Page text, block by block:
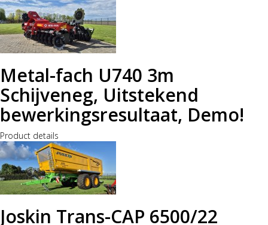
Metal-fach U740 3m
Schijveneg, Uitstekend
bewerkingsresultaat, Demo!
Product details
Joskin Trans-CAP 6500/22